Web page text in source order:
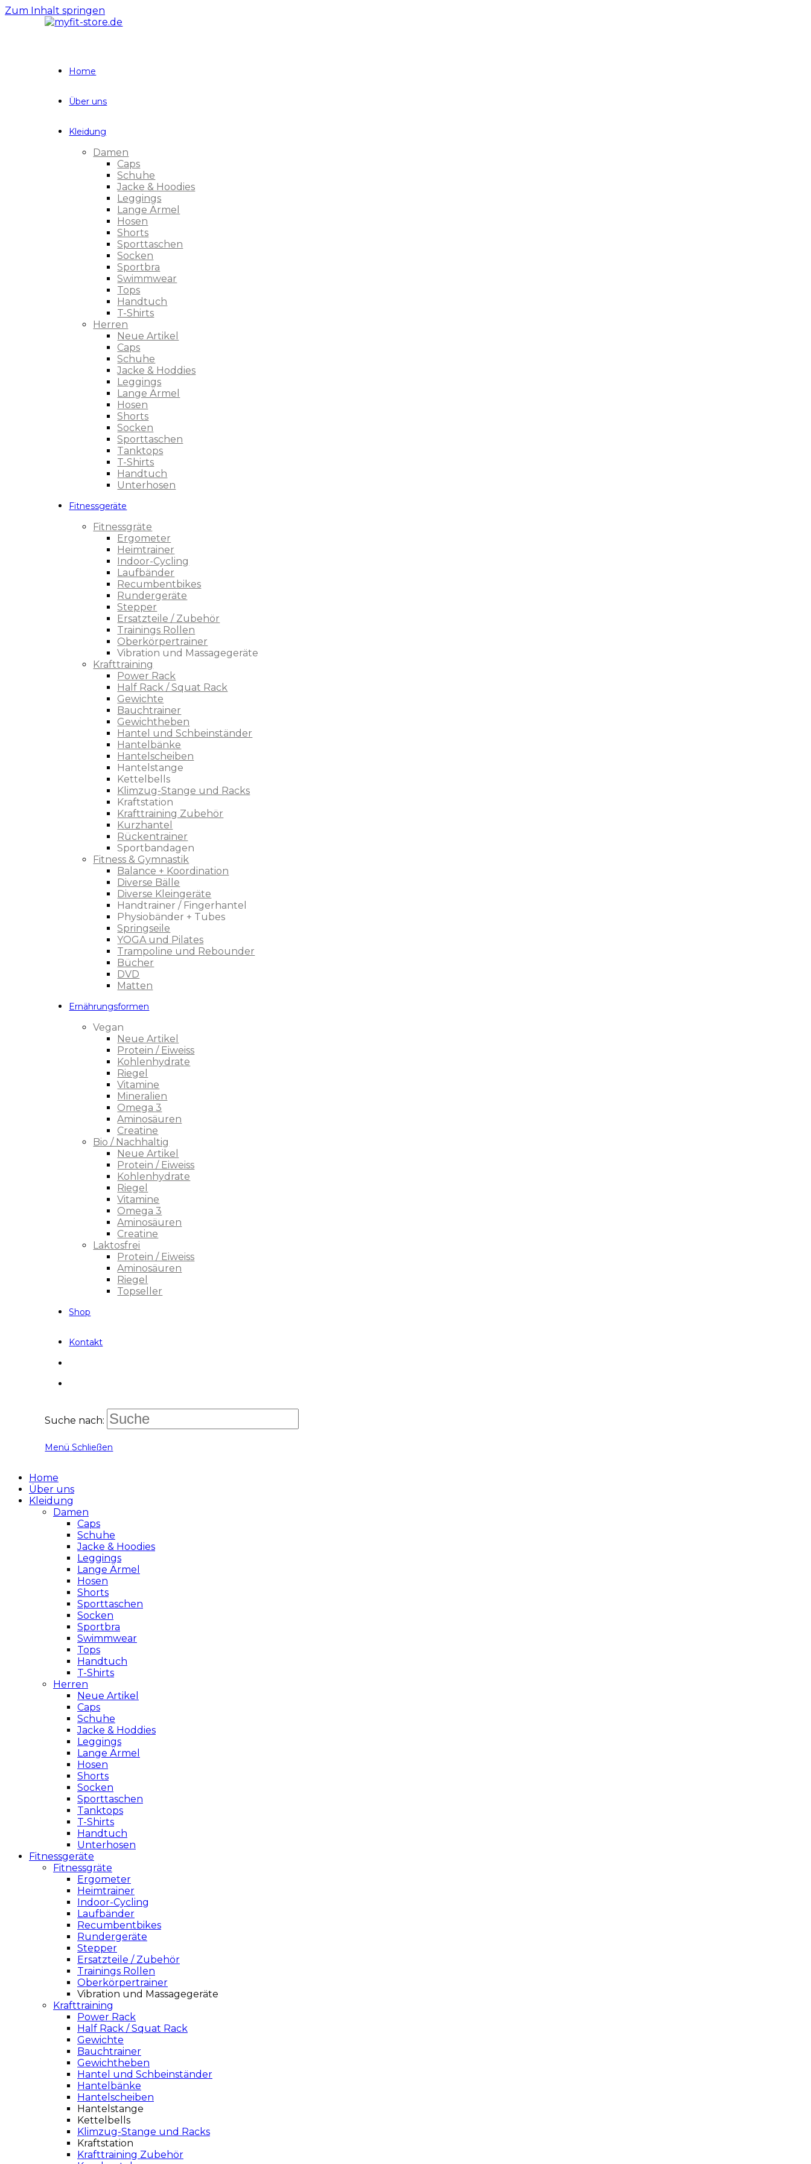
Zum Inhalt springen
Home
Über uns
Kleidung
Damen
Caps
Schuhe
Jacke & Hoodies
Leggings
Lange Ärmel
Hosen
Shorts
Sporttaschen
Socken
Sportbra
Swimmwear
Tops
Handtuch
T-Shirts
Herren
Neue Artikel
Caps
Schuhe
Jacke & Hoddies
Leggings
Lange Ärmel
Hosen
Shorts
Socken
Sporttaschen
Tanktops
T-Shirts
Handtuch
Unterhosen
Fitnessgeräte
Fitnessgräte
Ergometer
Heimtrainer
Indoor-Cycling
Laufbänder
Recumbentbikes
Rundergeräte
Stepper
Ersatzteile / Zubehör
Trainings Rollen
Oberkörpertrainer
Vibration und Massagegeräte
Krafttraining
Power Rack
Half Rack / Squat Rack
Gewichte
Bauchtrainer
Gewichtheben
Hantel und Schbeinständer
Hantelbänke
Hantelscheiben
Hantelstange
Kettelbells
Klimzug-Stange und Racks
Kraftstation
Krafttraining Zubehör
Kurzhantel
Rückentrainer
Sportbandagen
Fitness & Gymnastik
Balance + Koordination
Diverse Bälle
Diverse Kleingeräte
Handtrainer / Fingerhantel
Physiobänder + Tubes
Springseile
YOGA und Pilates
Trampoline und Rebounder
Bücher
DVD
Matten
Ernährungsformen
Vegan
Neue Artikel
Protein / Eiweiss
Kohlenhydrate
Riegel
Vitamine
Mineralien
Omega 3
Aminosäuren
Creatine
Bio / Nachhaltig
Neue Artikel
Protein / Eiweiss
Kohlenhydrate
Riegel
Vitamine
Omega 3
Aminosäuren
Creatine
Laktosfrei
Protein / Eiweiss
Aminosäuren
Riegel
Topseller
Shop
Kontakt
Suche nach:
Menü Schließen
Home
Über uns
Kleidung
Damen
Caps
Schuhe
Jacke & Hoodies
Leggings
Lange Ärmel
Hosen
Shorts
Sporttaschen
Socken
Sportbra
Swimmwear
Tops
Handtuch
T-Shirts
Herren
Neue Artikel
Caps
Schuhe
Jacke & Hoddies
Leggings
Lange Ärmel
Hosen
Shorts
Socken
Sporttaschen
Tanktops
T-Shirts
Handtuch
Unterhosen
Fitnessgeräte
Fitnessgräte
Ergometer
Heimtrainer
Indoor-Cycling
Laufbänder
Recumbentbikes
Rundergeräte
Stepper
Ersatzteile / Zubehör
Trainings Rollen
Oberkörpertrainer
Vibration und Massagegeräte
Krafttraining
Power Rack
Half Rack / Squat Rack
Gewichte
Bauchtrainer
Gewichtheben
Hantel und Schbeinständer
Hantelbänke
Hantelscheiben
Hantelstange
Kettelbells
Klimzug-Stange und Racks
Kraftstation
Krafttraining Zubehör